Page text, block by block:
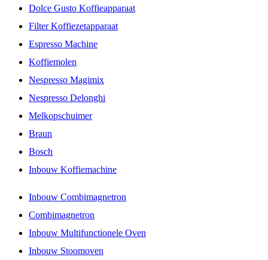
Dolce Gusto Koffieapparaat
Filter Koffiezetapparaat
Espresso Machine
Koffiemolen
Nespresso Magimix
Nespresso Delonghi
Melkopschuimer
Braun
Bosch
Inbouw Koffiemachine
Inbouw Combimagnetron
Combimagnetron
Inbouw Multifunctionele Oven
Inbouw Stoomoven